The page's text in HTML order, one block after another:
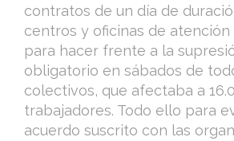
contratos de un día de
centros y oficinas de
para hacer frente a la
obligatorio en sábados de
colectivos, que afectaba a
trabajadores. Todo ello para
acuerdo suscrito con las